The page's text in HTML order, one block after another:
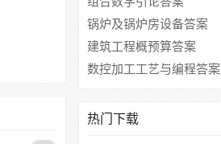
锅炉及锅炉房设备答案
建筑工程概预算答案
数控加工工艺与编程答案
热门下载